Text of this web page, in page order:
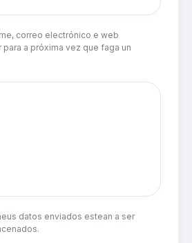
correo electrónico e web
a próxima vez que faga un
datos enviados estean a ser